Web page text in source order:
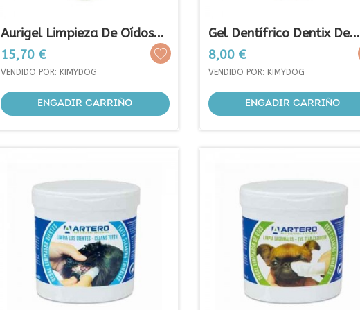
Aurigel Limpieza De Oídos...
Prezo
15,70 €
VENDIDO POR: KIMYDOG
ENGADIR CARRIÑO
Gel Dentífrico Dentix De...
Prezo
8,00 €
VENDIDO POR: KIMYDOG
ENGADIR CARRIÑO